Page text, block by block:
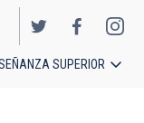
SUPERIOR